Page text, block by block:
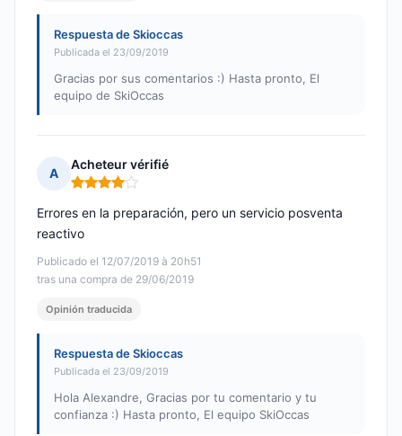
Respuesta de Skioccas
Publicada el 23/09/2019
Gracias por sus comentarios :) Hasta pronto, El
equipo de SkiOccas
A
Acheteur vérifié
Nota: 4 de 5
Publicado el 12/07/2019 à 20h51
tras una compra de 29/06/2019
Errores en la preparación, pero un servicio posventa
reactivo
Opinión traducida
Respuesta de Skioccas
Publicada el 23/09/2019
Hola Alexandre, Gracias por tu comentario y tu
confianza :) Hasta pronto, El equipo SkiOccas